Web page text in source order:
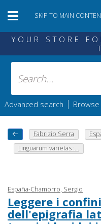
SKIP TO MAIN
YOUR STORE
Advanced search |
Fabrizio Serra
Linguarum varietas :...
España-Chamorro, Sergio
Leggere i
dell'epigrafia